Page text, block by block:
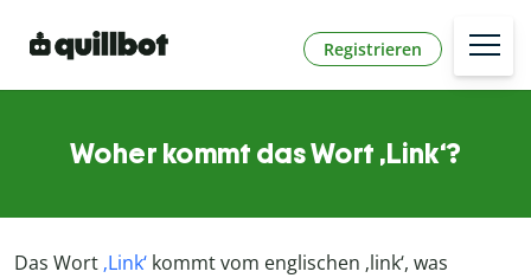
Registrieren
Woher kommt das Wort ‚Link‘?
Das Wort ‚Link‘ kommt vom englischen ‚link‘, was